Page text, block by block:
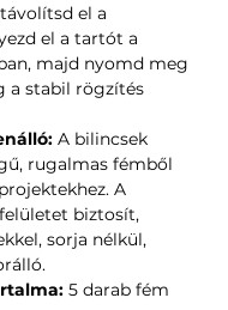
el a
el a tartót a
majd nyomd meg
a stabil rögzítés
A bilincsek
rugalmas fémből
A
biztosít,
sorja nélkül,
5 darab fém